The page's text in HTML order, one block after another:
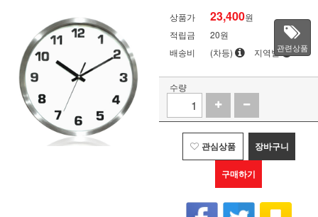
상품가 23,400원
적립금
20원
배송비
(차등) 지역별관련상품
수량
관심상품 장바구니
구매하기